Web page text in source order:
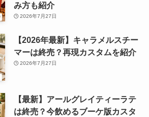
み方も紹介
2026年7月27日
【2026年最新】キャラメルスチー
マーは終売？再現カスタムを紹介
2026年7月27日
【最新】アールグレイティーラテ
は終売？今飲めるブーケ版カスタ